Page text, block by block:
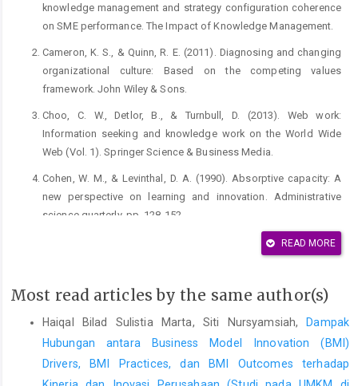
knowledge management and strategy configuration coherence
on SME performance. The Impact of Knowledge Management.
Cameron, K. S., & Quinn, R. E. (2011). Diagnosing and changing
organizational culture: Based on the competing values
framework. John Wiley & Sons.
Choo, C. W., Detlor, B., & Turnbull, D. (2013). Web work:
Information seeking and knowledge work on the World Wide
Web (Vol. 1). Springer Science & Business Media.
Cohen, W. M., & Levinthal, D. A. (1990). Absorptive capacity: A
new perspective on learning and innovation. Administrative
science quarterly, pp. 128-152.
Doz, Y. L., & Kosonen, M. (2010). Embedding strategic agility: A
leadership agenda for accelerating business model renewal.
Edvardsson, I. R., & Oskarsson, G. K. (2013). Knowledge
management, competitive advantage, and value creation: A
case study of Icelandic SMEs. International Journal of
Information Systems and Social Change (IJISSC), 4(2), pp. 59-
71.
READ MORE
Most read articles by the same author(s)
Haiqal Bilad Sulistia Marta, Siti Nursyamsiah,
Dampak
Hubungan antara Business Model Innovation (BMI)
Drivers, BMI Practices, dan BMI Outcomes terhadap